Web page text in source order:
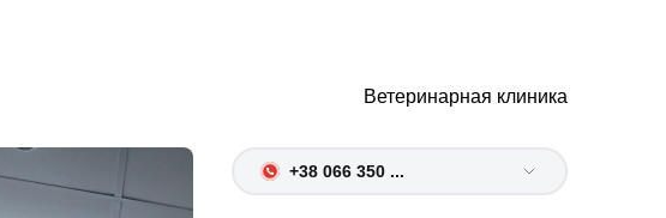
Ветеринарная клиника
+38 066 350 ...